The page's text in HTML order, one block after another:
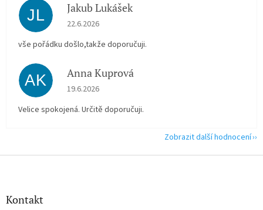
JL Jakub Lukášek
Hodnocení obchodu je 5 z 5 hvězdiček.
22.6.2026
vše pořádku došlo,takže doporučuji.
AK Anna Kuprová
Hodnocení obchodu je 5 z 5 hvězdiček.
19.6.2026
Velice spokojená. Určitě doporučuji.
Zobrazit další hodnocení
Z
Kontakt